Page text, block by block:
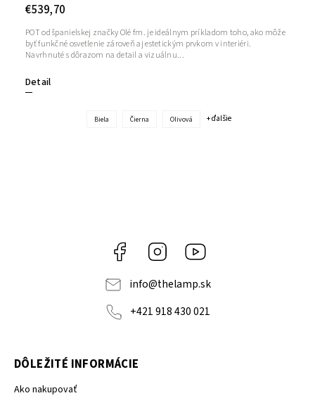
€539,70
Detail
POT od španielskej značky Olé fm. je ideálnym príkladom toho, ako môže
byť funkčné osvetlenie zároveň aj estetickým prvkom v interiéri.
Navrhnuté s dôrazom na detail a vizuálnu...
Biela Čierna Olivová + ďalšie
Facebook Instagram
info@thelamp.sk
+421 918 430 021
DÔLEŽITÉ INFORMÁCIE
Ako nakupovať